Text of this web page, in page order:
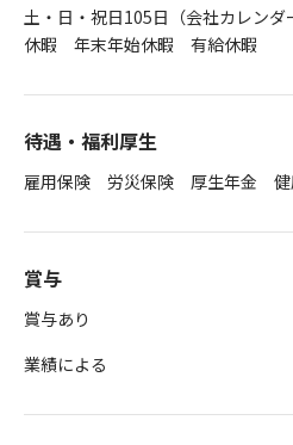
土・日・祝日105日（会社カレン
休暇 年末年始休暇 有給休暇
待遇・福利厚生
雇用保険 労災保険 厚生年金 健
賞与
賞与あり
業績による